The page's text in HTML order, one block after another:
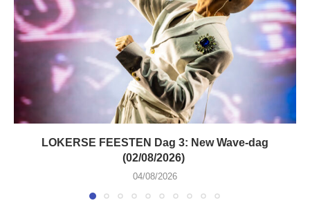
LOKERSE FEESTEN Dag 3: New Wave-dag
(02/08/2026)
04/08/2026